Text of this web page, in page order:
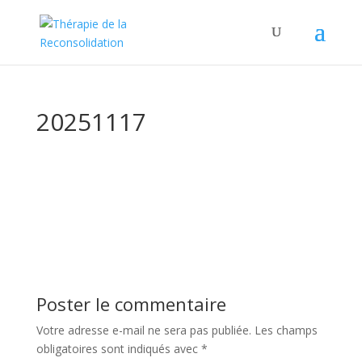
20251117
Poster le commentaire
Votre adresse e-mail ne sera pas publiée. Les champs
obligatoires sont indiqués avec *